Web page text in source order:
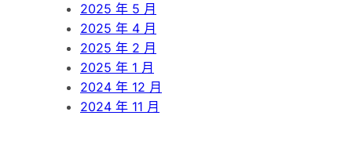
2025 年 5 月
2025 年 4 月
2025 年 2 月
2025 年 1 月
2024 年 12 月
2024 年 11 月